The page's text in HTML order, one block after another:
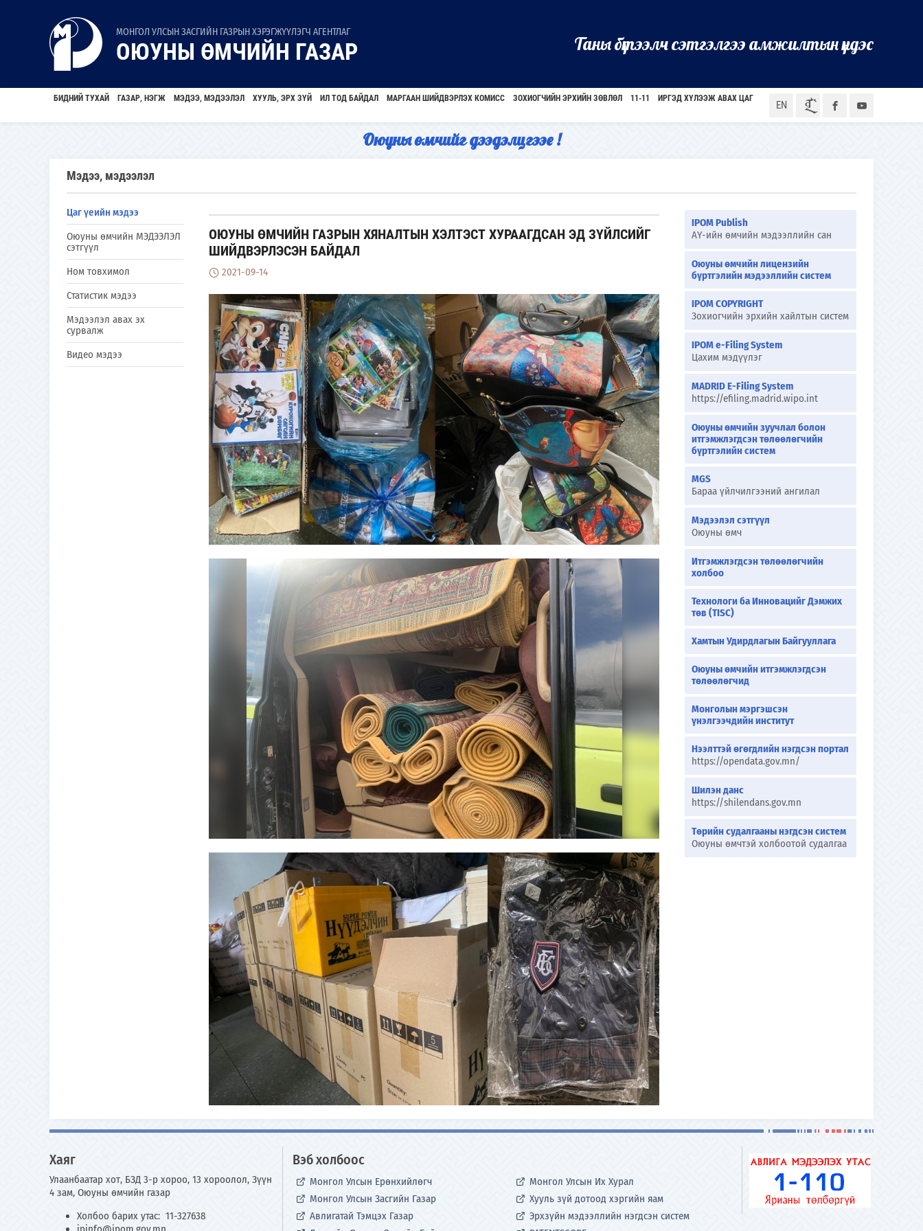
МОНГОЛ УЛСЫН ЗАСГИЙН ГАЗРЫН ХЭРЭГЖҮҮЛЭГЧ АГЕНТЛАГ
ОЮУНЫ ӨМЧИЙН ГАЗАР Таны бүтээлч сэтгэлгээ амжилтын үндэс
EN ᠮᠣᠨ
БИДНИЙ ТУХАЙ ГАЗАР, НЭГЖ МЭДЭЭ, МЭДЭЭЛЭЛ ХУУЛЬ, ЭРХ ЗҮЙ ИЛ ТОД БАЙДАЛ МАРГААН ШИЙДВЭРЛЭХ КОМИСС ЗОХИОГЧИЙН ЭРХИЙН ЗӨВЛӨЛ 11-11 ИРГЭД ХҮЛЭЭЖ АВАХ ЦАГ
Оюуны өмчийг дээдэлцгээе !
Мэдээ, мэдээлэл
Цаг үеийн мэдээ
Оюуны өмчийн МЭДЭЭЛЭЛ
сэтгүүл
Ном товхимол
Статистик мэдээ
Мэдээлэл авах эх
сурвалж
Видео мэдээ
ОЮУНЫ ӨМЧИЙН ГАЗРЫН ХЯНАЛТЫН ХЭЛТЭСТ ХУРААГДСАН ЭД ЗҮЙЛСИЙГ
ШИЙДВЭРЛЭСЭН БАЙДАЛ
2021-09-14
IPOM Publish
АҮ-ийн өмчийн мэдээллийн сан
Оюуны өмчийн лицензийн
бүртгэлийн мэдээллийн систем
IPOM COPYRIGHT
Зохиогчийн эрхийн хайлтын систем
IPOM e-Filing System
Цахим мэдүүлэг
MADRID E-Filing System
https://efiling.madrid.wipo.int
Оюуны өмчийн зуучлал болон
итгэмжлэгдсэн төлөөлөгчийн
бүртгэлийн систем
MGS
Бараа үйлчилгээний ангилал
Мэдээлэл сэтгүүл
Оюуны өмч
Итгэмжлэгдсэн төлөөлөгчийн
холбоо
Технологи ба Инновацийг Дэмжих
төв (TISC)
Хамтын Удирдлагын Байгууллага
Оюуны өмчийн итгэмжлэгдсэн
төлөөлөгчид
Монголын мэргэшсэн
үнэлгээчдийн институт
Нээлттэй өгөгдлийн нэгдсэн портал
https://opendata.gov.mn/
Шилэн данс
https://shilendans.gov.mn
Төрийн судалгааны нэгдсэн систем
Оюуны өмчтэй холбоотой судалгаа
Хаяг
Улаанбаатар хот, БЗД 3-р хороо, 13 хороолол, Зүүн
4 зам, Оюуны өмчийн газар
Холбоо барих утас: 11-327638
Вэб холбоос
Монгол Улсын Ерөнхийлөгч
Монгол Улсын Их Хурал
Монгол Улсын Засгийн Газар
Хууль зүй дотоод хэргийн яам
Авлигатай Тэмцэх Газар
Эрхзүйн мэдээллийн нэгдсэн систем